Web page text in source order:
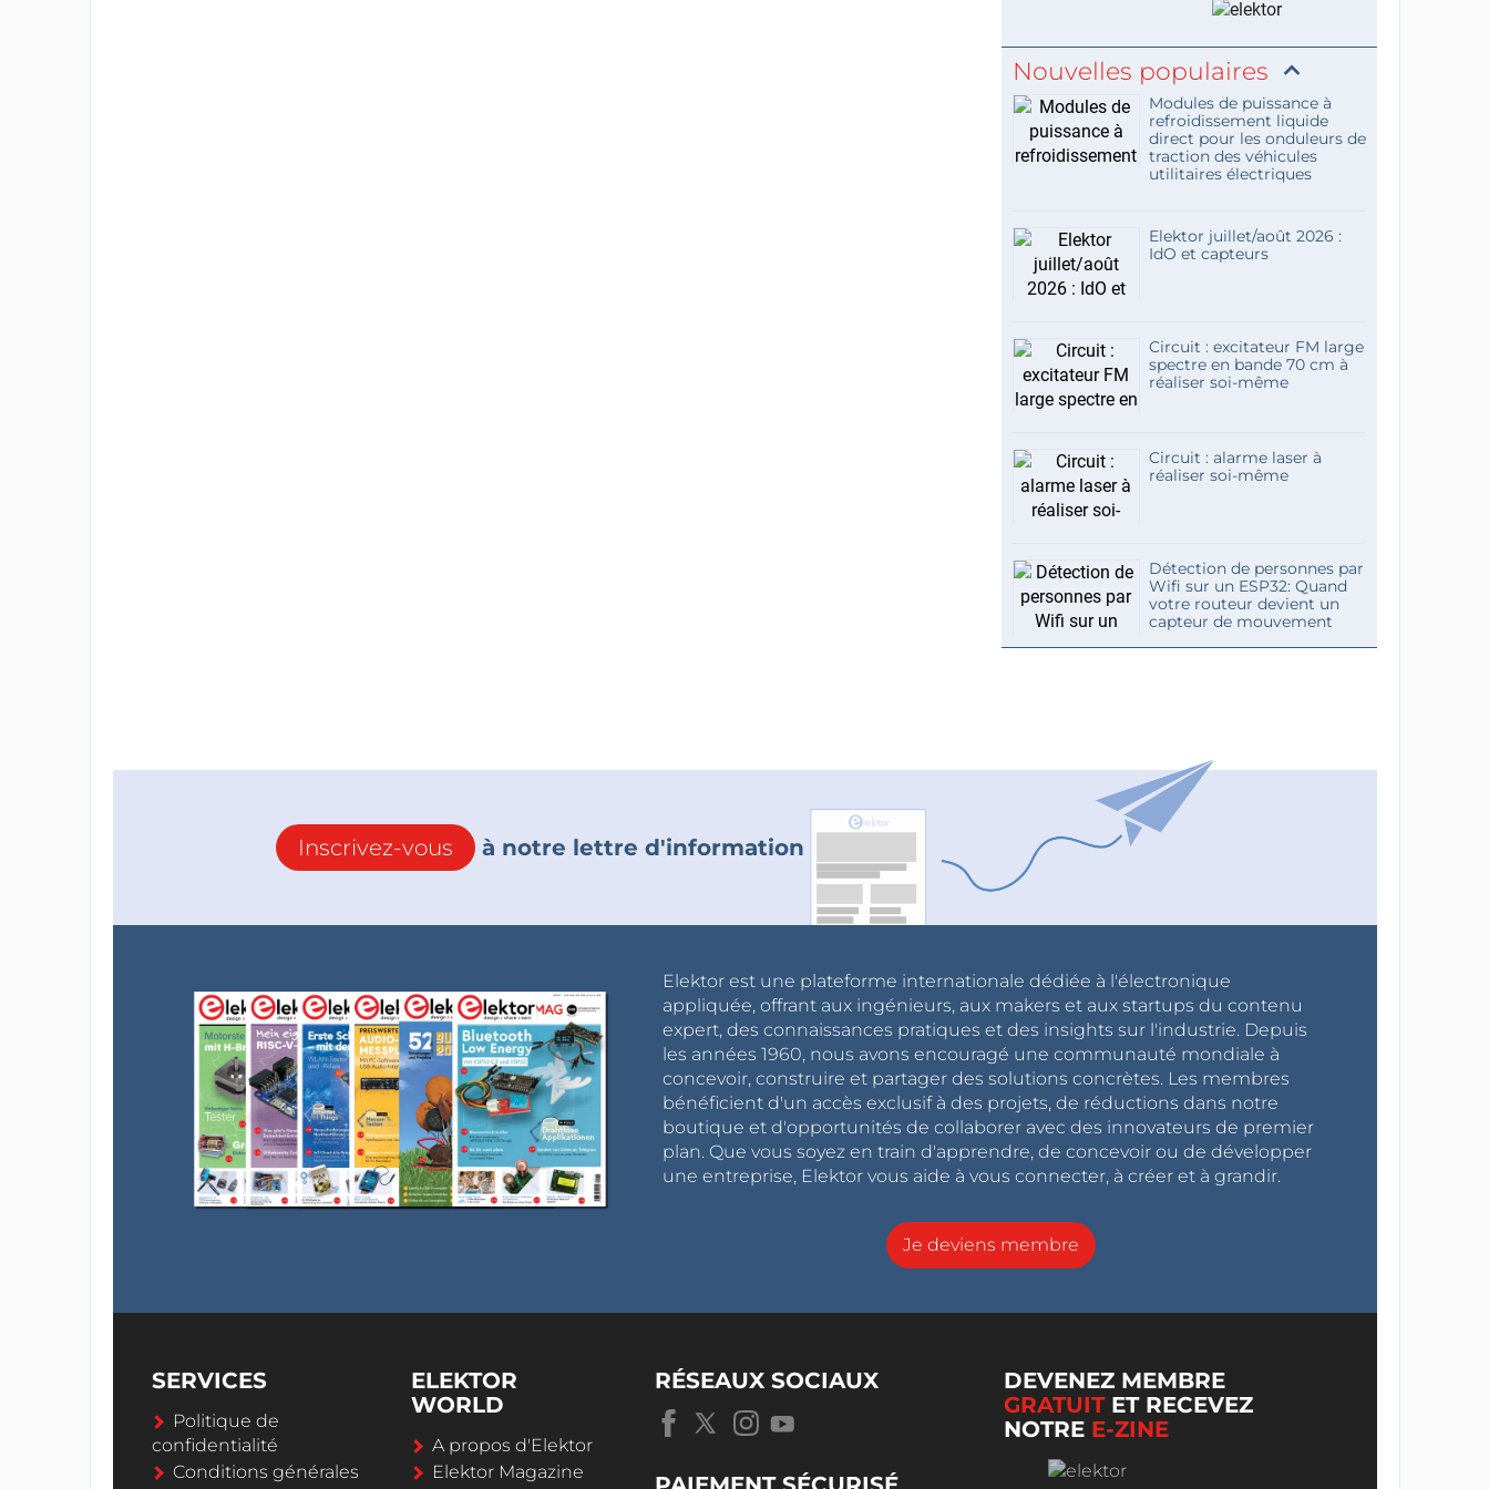
Nouvelles populaires
Modules de puissance à
refroidissement liquide
direct pour les onduleurs de
traction des véhicules
utilitaires électriques
Elektor juillet/août 2026 :
IdO et capteurs
Circuit : excitateur FM large
spectre en bande 70 cm à
réaliser soi-même
Circuit : alarme laser à
réaliser soi-même
Détection de personnes par
Wifi sur un ESP32: Quand
votre routeur devient un
capteur de mouvement
Inscrivez-vous à notre lettre d'information
Elektor est une plateforme internationale dédiée à l'électronique
appliquée, offrant aux ingénieurs, aux makers et aux startups du contenu
expert, des connaissances pratiques et des insights sur l'industrie. Depuis
les années 1960, nous avons encouragé une communauté mondiale à
concevoir, construire et partager des solutions concrètes. Les membres
bénéficient d'un accès exclusif à des projets, de réductions dans notre
boutique et d'opportunités de collaborer avec des innovateurs de premier
plan. Que vous soyez en train d'apprendre, de concevoir ou de développer
une entreprise, Elektor vous aide à vous connecter, à créer et à grandir.
Je deviens membre
SERVICES
Politique de
confidentialité
Conditions générales
ELEKTOR
WORLD
A propos d'Elektor
Elektor Magazine
RÉSEAUX SOCIAUX
DEVENEZ MEMBRE
GRATUITET RECEVEZ
NOTRE E-ZINE